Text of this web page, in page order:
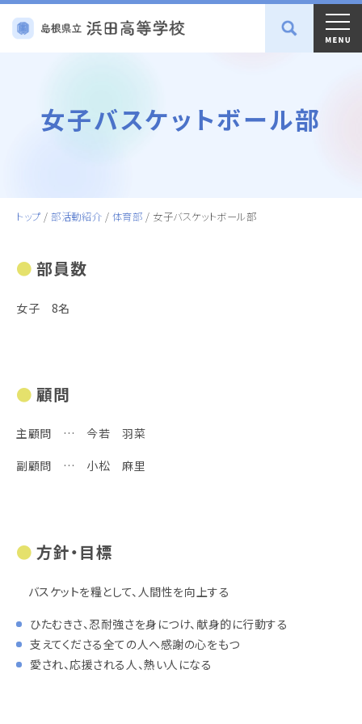
女子バスケットボール部
トップ /部活動紹介 / 体育部 / 女子バスケットボール部
部員数
女子 8名
顧問
主顧問 … 今若 羽菜
副顧問 … 小松 麻里
方針・目標
バスケットを糧として、人間性を向上する
ひたむきさ、忍耐強さを身につけ、献身的に行動する
支えてくださる全ての人へ感謝の心をもつ
愛され、応援される人、熱い人になる